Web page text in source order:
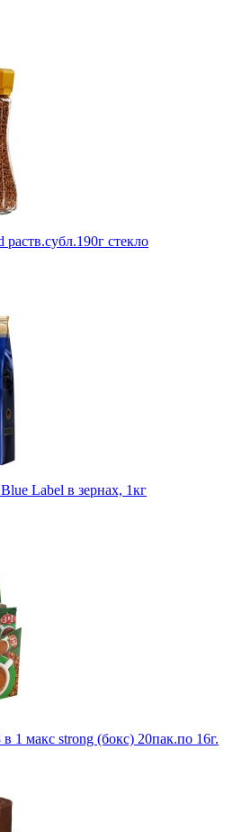
стекло
Label в зернах, 1кг
1 макс strong (бокс) 20пак.по 16г.